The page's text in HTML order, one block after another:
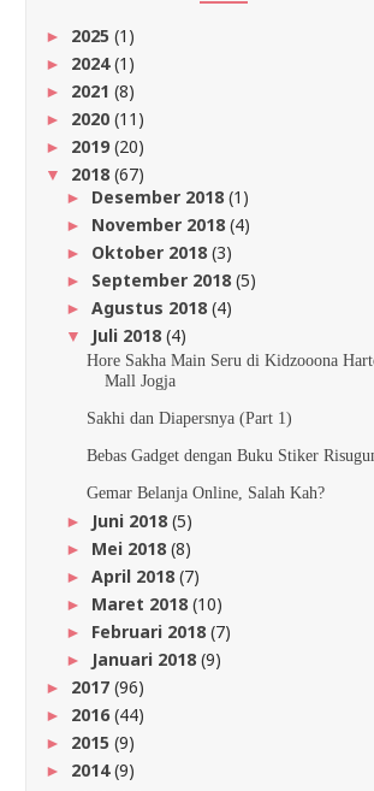
► 2025 (1)
► 2024(1)
► 2021 (8)
► 2020 (11)
► 2019(20)
▼ 2018 (67)
► Desember 2018 (1)
► November 2018 (4)
► Oktober 2018 (3)
► September 2018 (5)
► Agustus 2018 (4)
▼ Juli 2018 (4)
Hore Sakha Main Seru di Kidzooona
Mall Jogja
Sakhi dan Diapersnya (Part 1)
Bebas Gadget dengan Buku Stiker
Gemar Belanja Online, Salah Kah?
► Juni 2018 (5)
► Mei 2018 (8)
► April 2018 (7)
► Maret 2018 (10)
► Februari 2018 (7)
► Januari 2018 (9)
► 2017 (96)
► 2016(44)
► 2015 (9)
► 2014(9)